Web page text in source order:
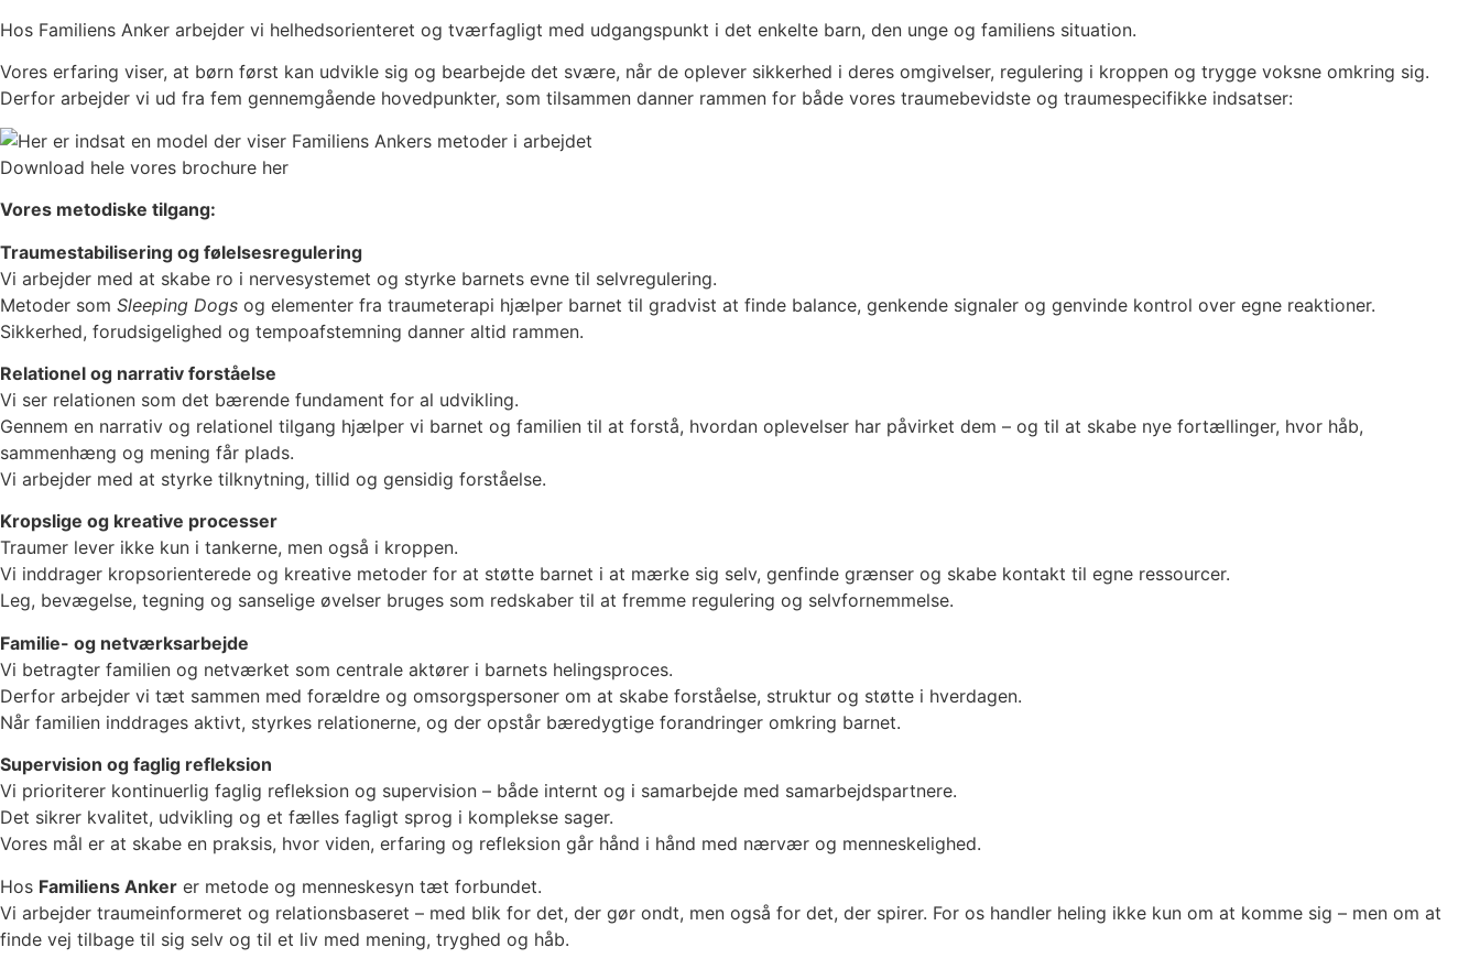
Hos Familiens Anker arbejder vi helhedsorienteret og tværfagligt med udgangspunkt i det enkelte barn, den unge og familiens situation.
Vores erfaring viser, at børn først kan udvikle sig og bearbejde det svære, når de oplever sikkerhed i deres omgivelser, regulering i kroppen og trygge voksne omkring sig.
Derfor arbejder vi ud fra fem gennemgående hovedpunkter, som tilsammen danner rammen for både vores traumebevidste og traumespecifikke indsatser:
Download hele vores brochure her
Vores metodiske tilgang:
Traumestabilisering og følelsesregulering
Vi arbejder med at skabe ro i nervesystemet og styrke barnets evne til selvregulering.
Metoder som Sleeping Dogs og elementer fra traumeterapi hjælper barnet til gradvist at finde balance, genkende signaler og genvinde kontrol over egne reaktioner.
Sikkerhed, forudsigelighed og tempoafstemning danner altid rammen.
Relationel og narrativ forståelse
Vi ser relationen som det bærende fundament for al udvikling.
Gennem en narrativ og relationel tilgang hjælper vi barnet og familien til at forstå, hvordan oplevelser har påvirket dem – og til at skabe nye fortællinger, hvor håb,
sammenhæng og mening får plads.
Vi arbejder med at styrke tilknytning, tillid og gensidig forståelse.
Kropslige og kreative processer
Traumer lever ikke kun i tankerne, men også i kroppen.
Vi inddrager kropsorienterede og kreative metoder for at støtte barnet i at mærke sig selv, genfinde grænser og skabe kontakt til egne ressourcer.
Leg, bevægelse, tegning og sanselige øvelser bruges som redskaber til at fremme regulering og selvfornemmelse.
Familie- og netværksarbejde
Vi betragter familien og netværket som centrale aktører i barnets helingsproces.
Derfor arbejder vi tæt sammen med forældre og omsorgspersoner om at skabe forståelse, struktur og støtte i hverdagen.
Når familien inddrages aktivt, styrkes relationerne, og der opstår bæredygtige forandringer omkring barnet.
Supervision og faglig refleksion
Vi prioriterer kontinuerlig faglig refleksion og supervision – både internt og i samarbejde med samarbejdspartnere.
Det sikrer kvalitet, udvikling og et fælles fagligt sprog i komplekse sager.
Vores mål er at skabe en praksis, hvor viden, erfaring og refleksion går hånd i hånd med nærvær og menneskelighed.
Hos Familiens Anker er metode og menneskesyn tæt forbundet.
Vi arbejder traumeinformeret og relationsbaseret – med blik for det, der gør ondt, men også for det, der spirer. For os handler heling ikke kun om at komme sig – men om at
finde vej tilbage til sig selv og til et liv med mening, tryghed og håb.